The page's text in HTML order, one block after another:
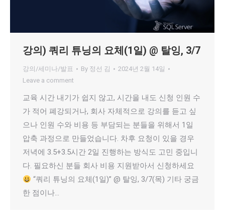
강의) 쿼리 튜닝의 요체(1일) @ 탈잉, 3/7
강의/세미나/발표 By 정선 김
2024년 2월 14일
Leave a comment
교육 시간 내기가 쉽지 않고, 시간을 내도 신청 인원 수
가 적어 폐강되거나, 회사 자체적으로 강의를 듣고 싶
으나 인원 수와 비용 등 부담되는 분들을 위해서 1일
압축 과정으로 만들었습니다. 차후 요청이 있을 경우
저녁에 3.5+3.5시간 2일 진행하는 방식도 고민 중입니
다. 필요하신 분들 회사 비용 지원받아서 신청하세요
“쿼리 튜닝의 요체(1일)” @ 탈잉, 3/7(목) 기타 궁금
한 점이나…